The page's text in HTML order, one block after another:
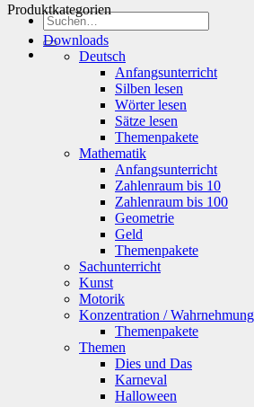
Suchen
nach:
Produktkategorien
Downloads
Deutsch
Anfangsunterricht
Silben lesen
Wörter lesen
Sätze lesen
Themenpakete
Mathematik
Anfangsunterricht
Zahlenraum bis 10
Zahlenraum bis 100
Geometrie
Geld
Themenpakete
Sachunterricht
Kunst
Motorik
Konzentration / Wahrnehmung
Themenpakete
Themen
Dies und Das
Karneval
Halloween